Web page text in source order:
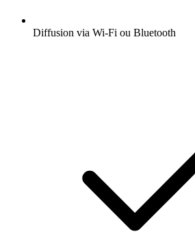
Diffusion via Wi-Fi ou Bluetooth